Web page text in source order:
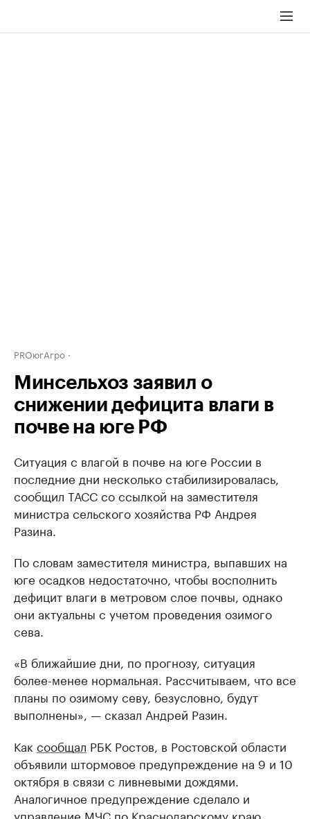
PROюгАгро
Минсельхоз заявил о
снижении дефицита влаги в
почве на юге РФ
Ситуация с влагой в почве на юге России в
последние дни несколько стабилизировалась,
сообщил ТАСС со ссылкой на заместителя
министра сельского хозяйства РФ Андрея
Разина.
По словам заместителя министра, выпавших на
юге осадков недостаточно, чтобы восполнить
дефицит влаги в метровом слое почвы, однако
они актуальны с учетом проведения озимого
сева.
«В ближайшие дни, по прогнозу, ситуация
более-менее нормальная. Рассчитываем, что все
планы по озимому севу, безусловно, будут
выполнены», — сказал Андрей Разин.
Как сообщал РБК Ростов, в Ростовской области
объявили штормовое предупреждение на 9 и 10
октября в связи с ливневыми дождями.
Аналогичное предупреждение сделало и
управление МЧС по Краснодарскому краю.